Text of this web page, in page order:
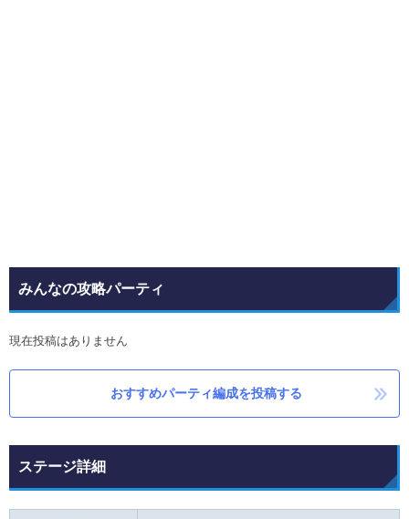
みんなの攻略パーティ
現在投稿はありません
おすすめパーティ編成を投稿する
ステージ詳細